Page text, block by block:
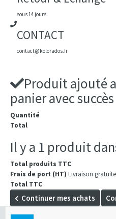
sous 14 jours
CONTACT
contact@kolorados.fr
Produit ajouté
panier avec succès
Quantité
Total
Il y a 1 produit
Total produits TTC
Frais de port (HT) Livraison
Total TTC
Continuer mes achats